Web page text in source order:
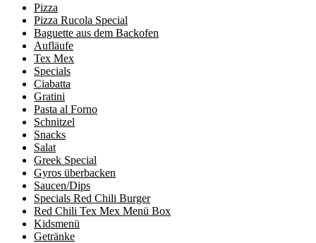
Pizza
Pizza Rucola Special
Baguette aus dem Backofen
Aufläufe
Tex Mex
Specials
Ciabatta
Gratini
Pasta al Forno
Schnitzel
Snacks
Salat
Greek Special
Gyros überbacken
Saucen/Dips
Specials Red Chili Burger
Red Chili Tex Mex Menü Box
Kidsmenü
Getränke